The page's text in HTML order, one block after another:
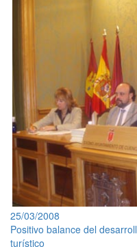
25/03/2008
Positivo balance del
turístico